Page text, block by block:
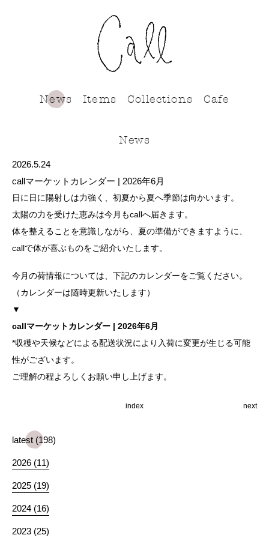
News Items Collections Cafe
News
2026.5.24
callマーケットカレンダー | 2026年6月
日に日に陽射しは力強く、初夏から夏へ季節は向かいます。
太陽の力を受けた恵みは今月もcallへ届きます。
体を整えることを意識しながら、夏の準備ができますように、
callで体が喜ぶものをご紹介いたします。
今月の荷情報については、下記のカレンダーをご覧ください。
（カレンダーは随時更新いたします）
▼
callマーケットカレンダー | 2026年6月
*収穫や天候などによる配送状況により入荷に変更が生じる可能
性がございます。
ご理解の程よろしくお願い申し上げます。
next
index
latest (198)
2026 (11)
2025 (19)
2024 (16)
2023 (25)